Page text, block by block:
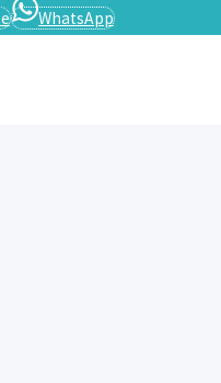
WhatsApp